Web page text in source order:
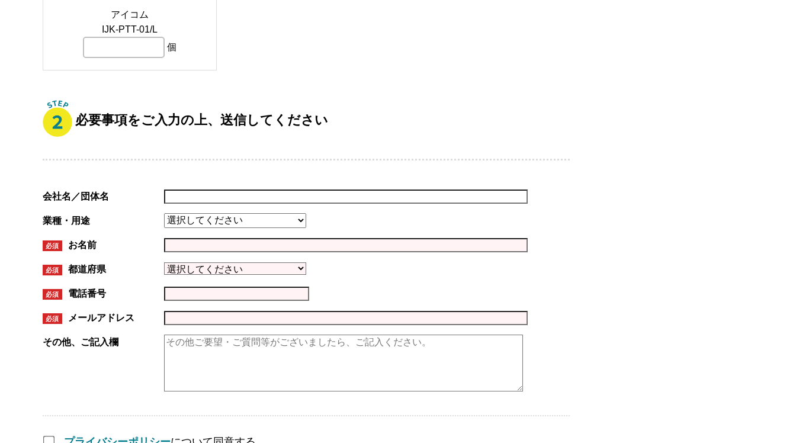
アイコム
IJK-PTT-01/L
個
必要事項をご入力の上、送信してください
会社名／団体名
業種・用途
必須 お名前
必須 都道府県
必須 電話番号
必須 メールアドレス
その他、ご記入欄